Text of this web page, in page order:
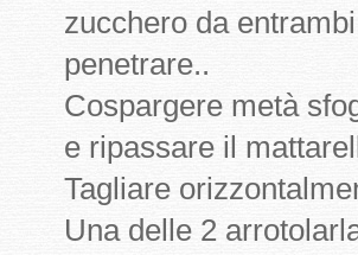
zucchero da
penetrare..
Cospargere metà
e ripassare il
Tagliare
Una delle 2